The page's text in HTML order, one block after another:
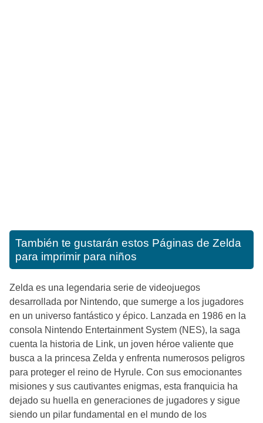
También te gustarán estos Páginas de Zelda
para imprimir para niños
Zelda es una legendaria serie de videojuegos
desarrollada por Nintendo, que sumerge a los jugadores
en un universo fantástico y épico. Lanzada en 1986 en la
consola Nintendo Entertainment System (NES), la saga
cuenta la historia de Link, un joven héroe valiente que
busca a la princesa Zelda y enfrenta numerosos peligros
para proteger el reino de Hyrule. Con sus emocionantes
misiones y sus cautivantes enigmas, esta franquicia ha
dejado su huella en generaciones de jugadores y sigue
siendo un pilar fundamental en el mundo de los